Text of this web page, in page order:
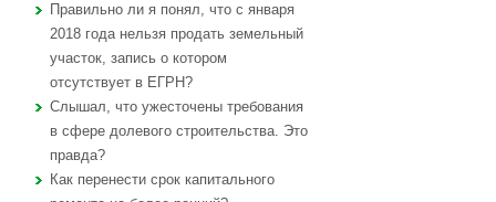
Правильно ли я понял, что с января
2018 года нельзя продать земельный
участок, запись о котором
отсутствует в ЕГРН?
Слышал, что ужесточены требования
в сфере долевого строительства. Это
правда?
Как перенести срок капитального